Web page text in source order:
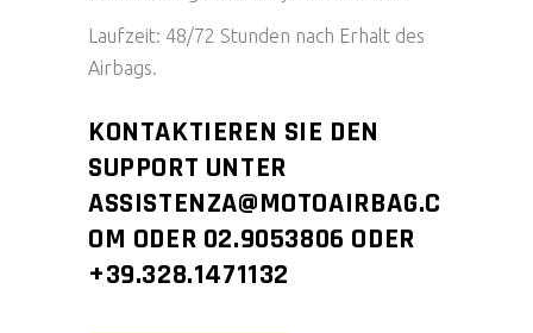
Laufzeit: 48/72 Stunden nach Erhalt des
Airbags.
KONTAKTIEREN SIE DEN
SUPPORT UNTER
ASSISTENZA@MOTOAIRBAG.C
OM ODER 02.9053806 ODER
+39.328.1471132